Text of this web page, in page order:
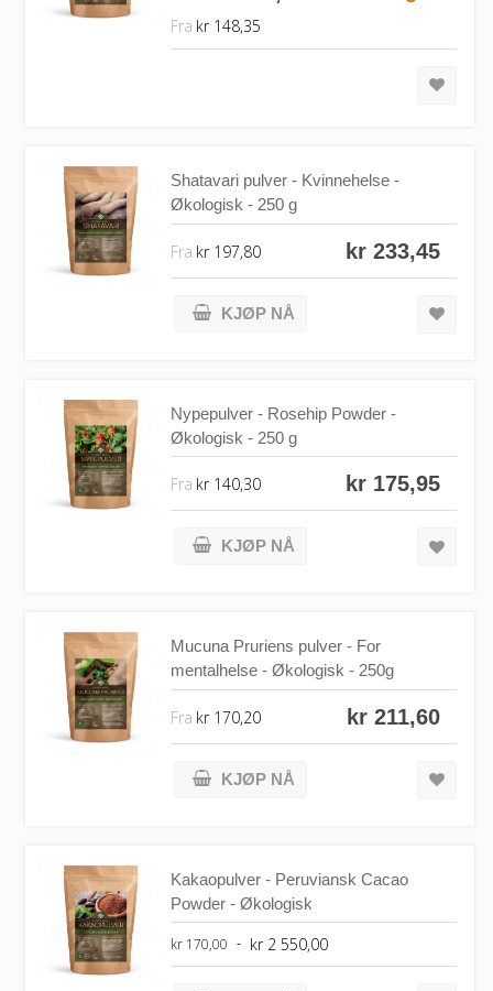
Fra kr 148,35
Shatavari pulver - Kvinnehelse -
Økologisk - 250 g
kr 233,45
Fra kr 197,80
KJØP NÅ
Nypepulver - Rosehip Powder -
Økologisk - 250 g
kr 175,95
Fra kr 140,30
KJØP NÅ
Mucuna Pruriens pulver - For
mentalhelse - Økologisk - 250g
kr 211,60
Fra kr 170,20
KJØP NÅ
Kakaopulver - Peruviansk Cacao
Powder - Økologisk
kr 170,00 kr 2 550,00